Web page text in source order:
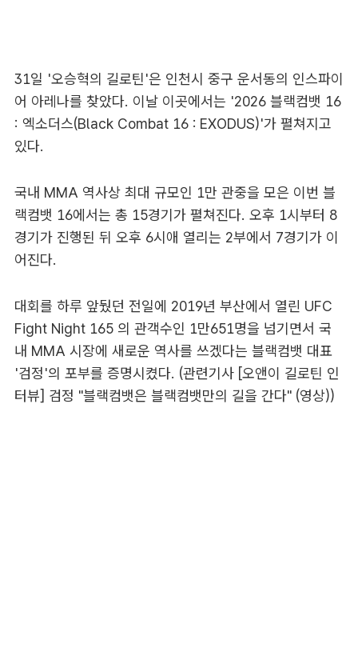
31일 '오승혁의 길로틴'은 인천시 중구 운서동의 인스파이
어 아레나를 찾았다. 이날 이곳에서는 '2026 블랙컴뱃 16
: 엑소더스(Black Combat 16 : EXODUS)'가 펼쳐지고
있다.
국내 MMA 역사상 최대 규모인 1만 관중을 모은 이번 블
랙컴뱃 16에서는 총 15경기가 펼쳐진다. 오후 1시부터 8
경기가 진행된 뒤 오후 6시애 열리는 2부에서 7경기가 이
어진다.
대회를 하루 앞뒀던 전일에 2019년 부산에서 열린 UFC
Fight Night 165 의 관객수인 1만651명을 넘기면서 국
내 MMA 시장에 새로운 역사를 쓰겠다는 블랙컴뱃 대표
'검정'의 포부를 증명시켰다. (관련기사 [오앤이 길로틴 인
터뷰] 검정 "블랙컴뱃은 블랙컴뱃만의 길을 간다" (영상))